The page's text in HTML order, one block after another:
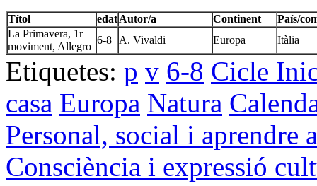
Títol edatAutor/a Continent
País/
La Primavera, 1r
moviment, Allegro
6-8 A. Vivaldi Europa Itàlia
Etiquetes: p v 6-8 Cicle
casa Europa Natura
Personal, social i aprendre
Consciència i expressió